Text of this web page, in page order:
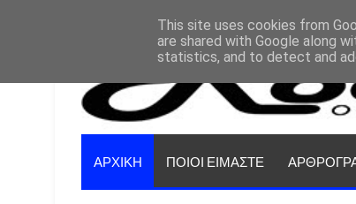
ΑΡΧΙΚΗ ΠΟΙΟΙ ΕΙΜΑΣΤΕ
This site uses cookies from
are shared with Google along
statistics, and to detect and